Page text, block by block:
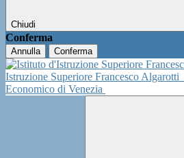
Chiudi
Conferma
Annulla Conferma
Istruzione Superiore Francesco Algarotti
Economico di Venezia